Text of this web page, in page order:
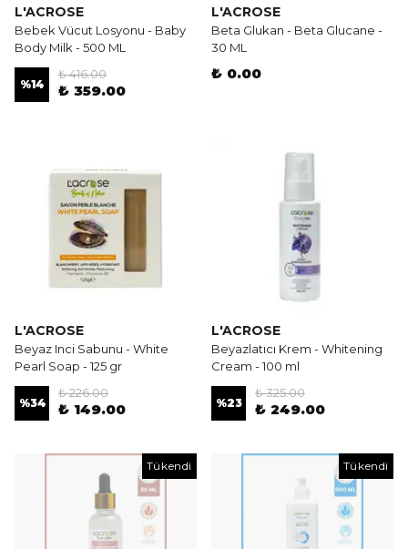
L'ACROSE
Bebek Vücut Losyonu - Baby
Body Milk - 500 ML
%14
₺ 416.00
₺ 359.00
L'ACROSE
Beta Glukan - Beta Glucane -
30 ML
₺ 0.00
L'ACROSE
Beyaz Inci Sabunu - White
Pearl Soap - 125 gr
%34
₺ 226.00
₺ 149.00
L'ACROSE
Beyazlatıcı Krem - Whitening
Cream - 100 ml
%23
₺ 325.00
₺ 249.00
Tükendi Tükendi